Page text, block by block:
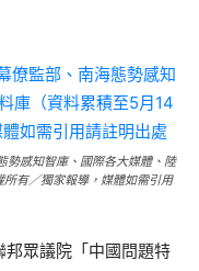
勢感知智庫、國際各大媒體、陸
有／獨家報導，媒體如需引用
邦眾議院「中國問題特